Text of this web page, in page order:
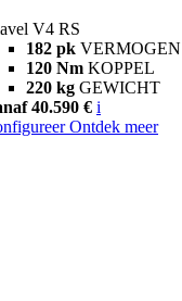
V4 RS
182 pk VERMOGEN
120 Nm KOPPEL
220 kg GEWICHT
40.590 € i
Ontdek meer